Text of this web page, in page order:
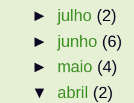
► julho (2)
► junho (6)
► maio (4)
▼ abril (2)